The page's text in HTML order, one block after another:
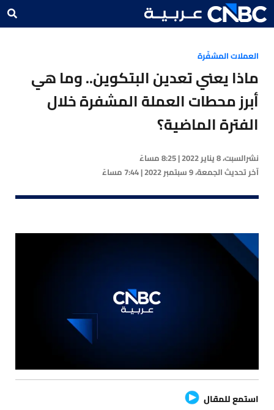
العملات المشفّرة
ماذا يعني تعدين البتكوين.. وما هي
أبرز محطات العملة المشفرة خلال
الفترة الماضية؟
نشرالسبت، 8 يناير 2022 | 8:25 مساءً
آخر تحديثالجمعة، 9 سبتمبر 2022 | 7:44 مساءً
استمع للمقال